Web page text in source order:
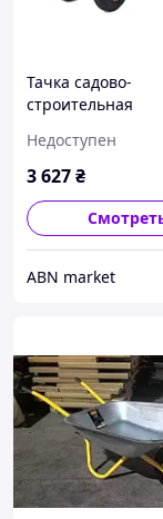
Тачка садово-
строительная
колеса пневмо
Недоступен
3 627₴
ABN market